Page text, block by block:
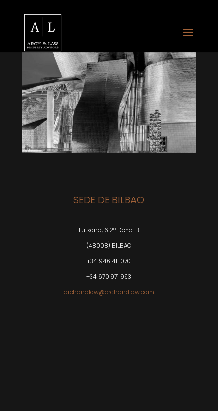
SEDE DE BILBAO
Lutxana, 6 2º Dcha. B
(48008) BILBAO
+34 946 411 070
+34 670 971 993
archandlaw@archandlaw.com